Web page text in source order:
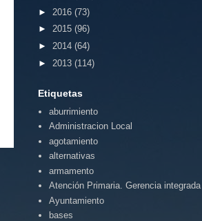
► 2016 (73)
► 2015 (96)
► 2014 (64)
► 2013 (114)
Etiquetas
aburrimiento
Administracion Local
agotamiento
alternativas
armamento
Atención Primaria. Gerencia integrada
Ayuntamiento
bases